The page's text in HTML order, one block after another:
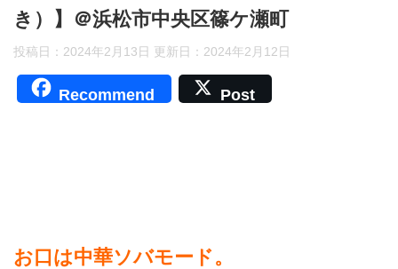
き）】＠浜松市中央区篠ケ瀬町
投稿日：2024年2月13日 更新日： 2024年2月12日
Recommend Post
お口は中華ソバモード。